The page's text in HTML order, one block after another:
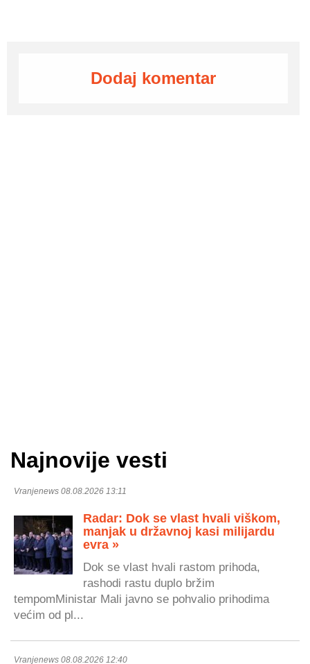
Dodaj komentar
Najnovije vesti
Vranjenews 08.08.2026 13:11
Radar: Dok se vlast hvali viškom,
manjak u državnoj kasi milijardu
evra »
Dok se vlast hvali rastom prihoda,
rashodi rastu duplo bržim
tempomMinistar Mali javno se pohvalio prihodima
većim od pl...
Vranjenews 08.08.2026 12:40